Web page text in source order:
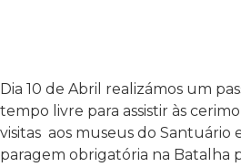
Dia 10 de Abril realizámos um
tempo livre para assistir às
visitas aos museus do Santuário
paragem obrigatória na Batalha